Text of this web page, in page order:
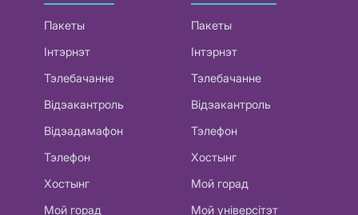
Пакеты
Інтэрнэт
Тэлебачанне
Відэакантроль
Відэадамафон
Тэлефон
Хостынг
Мой горад
Пакеты
Інтэрнэт
Тэлебачанне
Відэакантроль
Тэлефон
Хостынг
Мой горад
Мой універсітэт